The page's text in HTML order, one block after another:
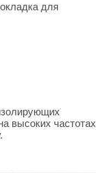
для
высоких частотах